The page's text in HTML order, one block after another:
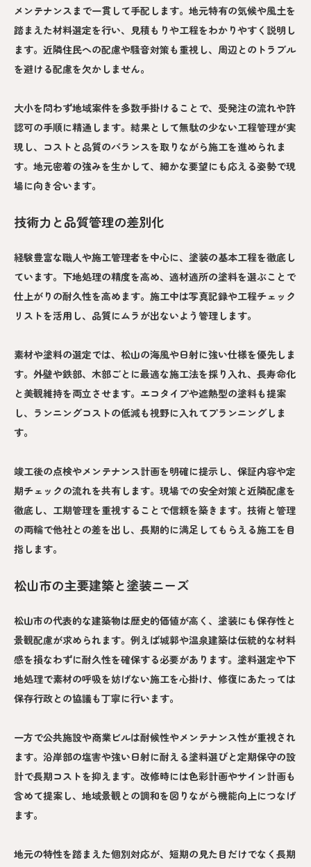
メンテナンスまで一貫して手配します。地元特有の気候や風土を
踏まえた材料選定を行い、見積もりや工程をわかりやすく説明し
ます。近隣住民への配慮や騒音対策も重視し、周辺とのトラブル
を避ける配慮を欠かしません。
大小を問わず地域案件を多数手掛けることで、受発注の流れや許
認可の手順に精通します。結果として無駄の少ない工程管理が実
現し、コストと品質のバランスを取りながら施工を進められま
す。地元密着の強みを生かして、細かな要望にも応える姿勢で現
場に向き合います。
技術力と品質管理の差別化
経験豊富な職人や施工管理者を中心に、塗装の基本工程を徹底し
ています。下地処理の精度を高め、適材適所の塗料を選ぶことで
仕上がりの耐久性を高めます。施工中は写真記録や工程チェック
リストを活用し、品質にムラが出ないよう管理します。
素材や塗料の選定では、松山の海風や日射に強い仕様を優先しま
す。外壁や鉄部、木部ごとに最適な施工法を採り入れ、長寿命化
と美観維持を両立させます。エコタイプや遮熱型の塗料も提案
し、ランニングコストの低減も視野に入れてプランニングしま
す。
竣工後の点検やメンテナンス計画を明確に提示し、保証内容や定
期チェックの流れを共有します。現場での安全対策と近隣配慮を
徹底し、工期管理を重視することで信頼を築きます。技術と管理
の両輪で他社との差を出し、長期的に満足してもらえる施工を目
指します。
松山市の主要建築と塗装ニーズ
松山市の代表的な建築物は歴史的価値が高く、塗装にも保存性と
景観配慮が求められます。例えば城郭や温泉建築は伝統的な材料
感を損なわずに耐久性を確保する必要があります。塗料選定や下
地処理で素材の呼吸を妨げない施工を心掛け、修復にあたっては
保存行政との協議も丁寧に行います。
一方で公共施設や商業ビルは耐候性やメンテナンス性が重視され
ます。沿岸部の塩害や強い日射に耐える塗料選びと定期保守の設
計で長期コストを抑えます。改修時には色彩計画やサイン計画も
含めて提案し、地域景観との調和を図りながら機能向上につなげ
ます。
地元の特性を踏まえた個別対応が、短期の見た目だけでなく長期